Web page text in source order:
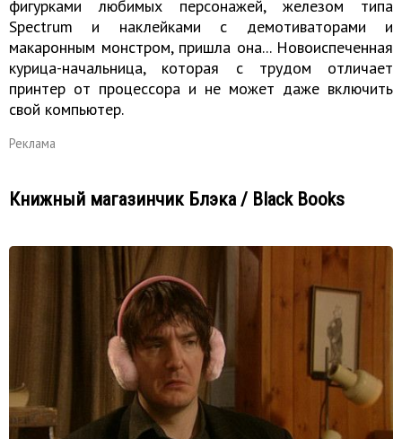
фигурками любимых персонажей, железом типа
Spectrum и наклейками с демотиваторами и
макаронным монстром, пришла она... Новоиспеченная
курица-начальница, которая с трудом отличает
принтер от процессора и не может даже включить
свой компьютер.
Реклама
Книжный магазинчик Блэка / Black Books